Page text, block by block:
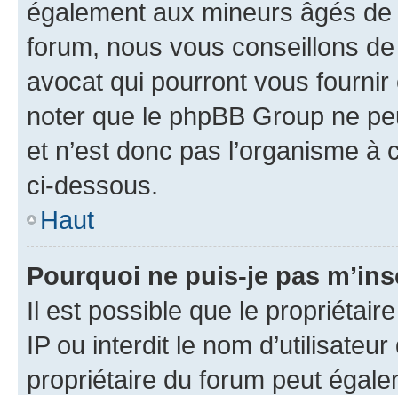
également aux mineurs âgés
forum, nous vous conseillons
avocat qui pourront vous
noter que le phpBB Group ne
et n’est donc pas l’organisme
ci-dessous.
Haut
Pourquoi ne puis-je pas
Il est possible que le
IP ou interdit le nom
propriétaire du forum peut